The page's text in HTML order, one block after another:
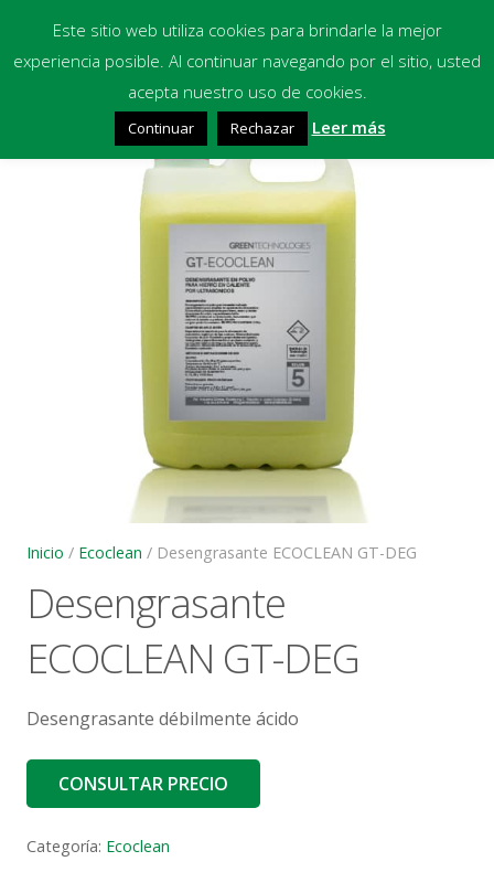
Productos Químicos
Inicio / Ecoclean / Desengrasante ECOCLEAN GT-DEG
Desengrasante
ECOCLEAN GT-DEG
Desengrasante débilmente ácido
CONSULTAR PRECIO
Categoría: Ecoclean
Este sitio web utiliza cookies para brindarle la mejor
experiencia posible. Al continuar navegando por el sitio, usted
acepta nuestro uso de cookies.
Continuar Rechazar Leer más